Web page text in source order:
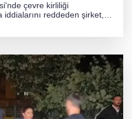
çevre kirliliği
iddialarını reddeden şirket,